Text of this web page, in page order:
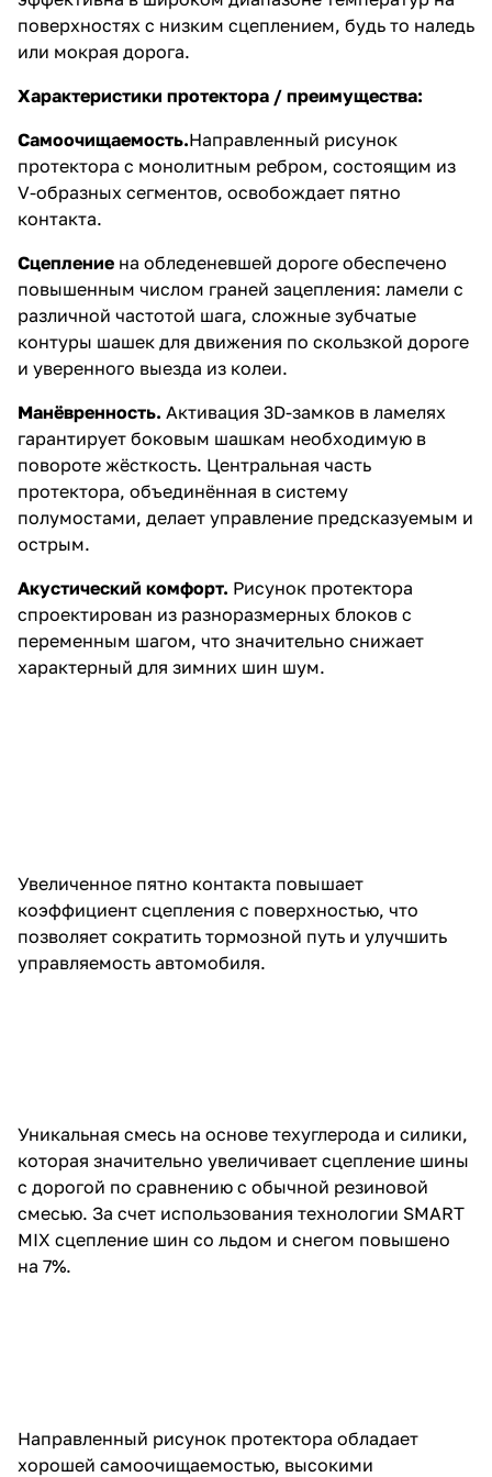
поверхностях с низким сцеплением, будь то наледь
или мокрая дорога.
Характеристики протектора / преимущества:
Самоочищаемость.Направленный рисунок
протектора с монолитным ребром, состоящим из
V-образных сегментов, освобождает пятно
контакта.
Сцепление на обледеневшей дороге обеспечено
повышенным числом граней зацепления: ламели с
различной частотой шага, сложные зубчатые
контуры шашек для движения по скользкой дороге
и уверенного выезда из колеи.
Манёвренность. Активация 3D-замков в ламелях
гарантирует боковым шашкам необходимую в
повороте жёсткость. Центральная часть
протектора, объединённая в систему
полумостами, делает управление предсказуемым и
острым.
Акустический комфорт. Рисунок протектора
спроектирован из разноразмерных блоков с
переменным шагом, что значительно снижает
характерный для зимних шин шум.
Увеличенное пятно контакта повышает
коэффициент сцепления с поверхностью, что
позволяет сократить тормозной путь и улучшить
управляемость автомобиля.
Уникальная смесь на основе техуглерода и силики,
которая значительно увеличивает сцепление шины
с дорогой по сравнению с обычной резиновой
смесью. За счет использования технологии SMART
MIX сцепление шин со льдом и снегом повышено
на 7%.
Направленный рисунок протектора обладает
хорошей самоочищаемостью, высокими